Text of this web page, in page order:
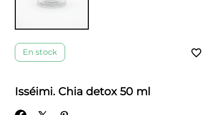
En stock favorite_border
Isséimi. Chia detox 50 ml